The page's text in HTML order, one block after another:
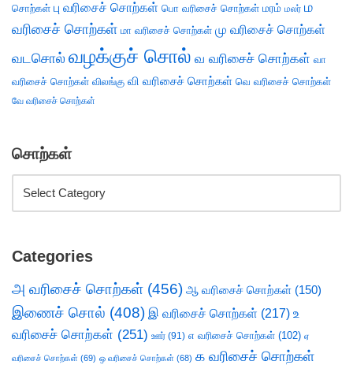
சொற்கள் பு வரிசைச் சொற்கள் பொ வரிசைச் சொற்கள் மரம் மலர் ம
வரிசைச் சொற்கள் மா வரிசைச் சொற்கள் மு வரிசைச் சொற்கள்
வடசொல் வழக்குச் சொல் வ வரிசைச் சொற்கள் வா
வரிசைச் சொற்கள் விலங்கு வி வரிசைச் சொற்கள் வெ வரிசைச் சொற்கள்
வே வரிசைச் சொற்கள்
சொற்கள்
Categories
அ வரிசைச் சொற்கள் (456) ஆ வரிசைச் சொற்கள் (150)
இணைச் சொல் (408) இ வரிசைச் சொற்கள் (217) உ
வரிசைச் சொற்கள் (251) ஊர் (91) எ வரிசைச் சொற்கள் (102) ஏ
வரிசைச் சொற்கள் (69) ஒ வரிசைச் சொற்கள் (68) க வரிசைச் சொற்கள்